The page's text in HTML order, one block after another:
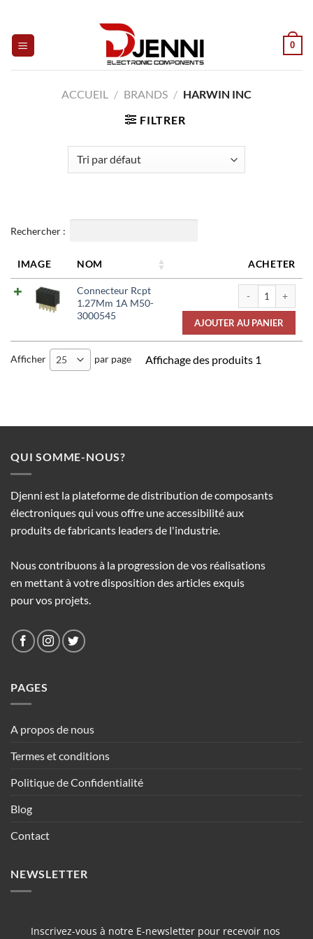
content
0
ACCUEIL / BRANDS / HARWIN INC
FILTRER
Rechercher :
IMAGE NOM ACHETER
Connecteur Rcpt
1.27Mm 1A M50-
3000545
quantité de
AJOUTER AU PANIER
Afficher 25 par page Affichage des produits 1
QUI SOMME-NOUS?
Djenni est la plateforme de distribution de composants
électroniques qui vous offre une accessibilité aux
produits de fabricants leaders de l'industrie.
Nous contribuons à la progression de vos réalisations
en mettant à votre disposition des articles exquis
pour vos projets.
PAGES
A propos de nous
Termes et conditions
Politique de Confidentialité
Blog
Contact
NEWSLETTER
Inscrivez-vous à notre E-newsletter pour recevoir nos